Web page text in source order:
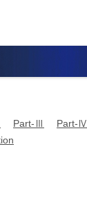
Part-Ⅲ
Part-Ⅳ